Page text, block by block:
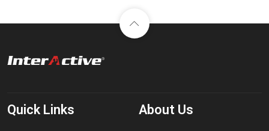
Quick Links About Us